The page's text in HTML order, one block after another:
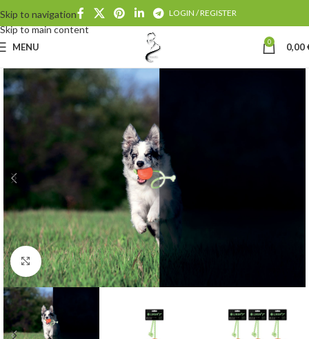
Skip to navigation
Skip to main content
LOGIN / REGISTER
MENU 0 0,00
Click to enlarge